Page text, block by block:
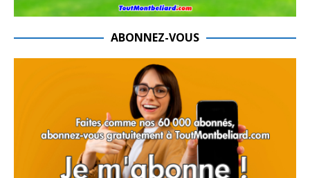
ABONNEZ-VOUS